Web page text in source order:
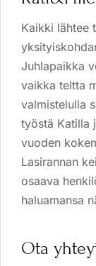
Kaikki lähtee
Juhlapaikka
vaikka teltta
valmistelulla
työstä Katilla
vuoden
Lasirannan
osaava
haluamansa
Ota